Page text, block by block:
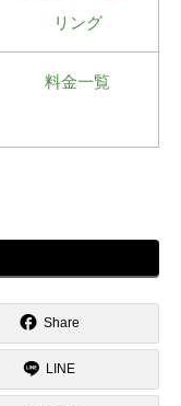
リング
料金一覧
Share
LINE